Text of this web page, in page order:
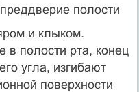
полости
и клыком.
в полости рта, конец
угла, изгибают
поверхности